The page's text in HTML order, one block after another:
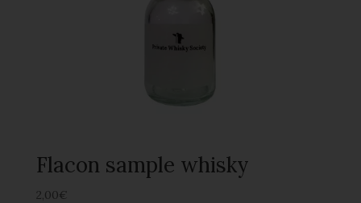
Flacon sample whisky
2,00€